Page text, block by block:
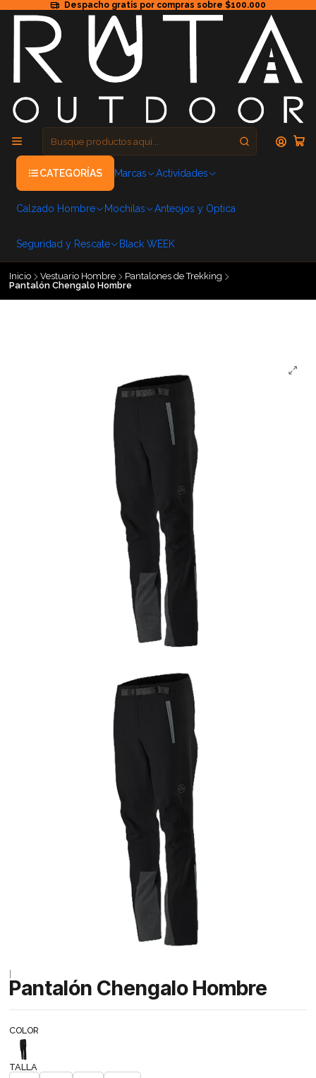
Despacho gratis por compras sobre $100.000
CATEGORÍAS Marcas Actividades
Calzado Hombre Mochilas Anteojos y Optica
Seguridad y Rescate Black WEEK
Inicio Vestuario Hombre
Pantalones de Trekking
Pantalón Chengalo Hombre
|
Pantalón Chengalo Hombre
COLOR
TALLA